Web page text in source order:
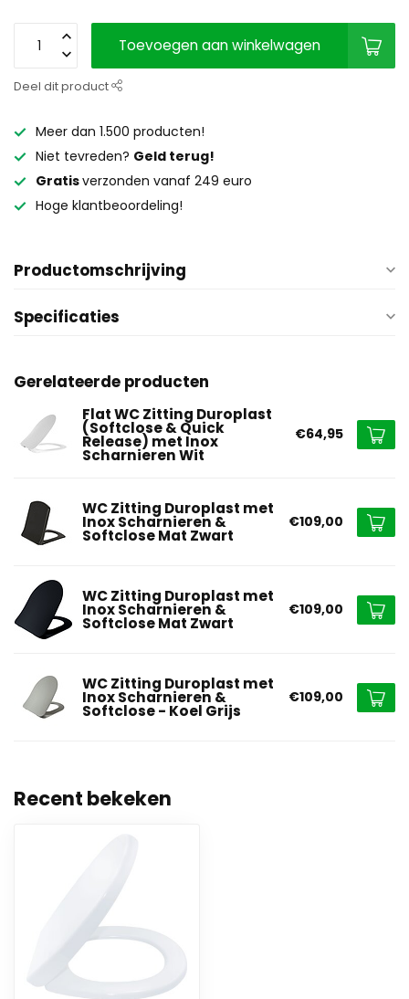
Toevoegen aan winkelwagen
Deel dit product
Meer dan 1.500 producten!
Niet tevreden? Geld terug!
Gratisverzonden vanaf 249 euro
Hoge klantbeoordeling!
Productomschrijving
Specificaties
Gerelateerde producten
Flat WC Zitting Duroplast
(Softclose & Quick
Release) met Inox
Scharnieren Wit
€64,95
WC Zitting Duroplast met
Inox Scharnieren &
Softclose Mat Zwart
€109,00
WC Zitting Duroplast met
Inox Scharnieren &
Softclose Mat Zwart
€109,00
WC Zitting Duroplast met
Inox Scharnieren &
Softclose - Koel Grijs
€109,00
Recent bekeken